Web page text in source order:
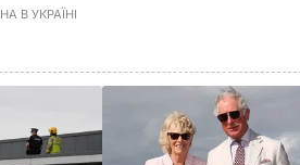
В УКРАЇНІ